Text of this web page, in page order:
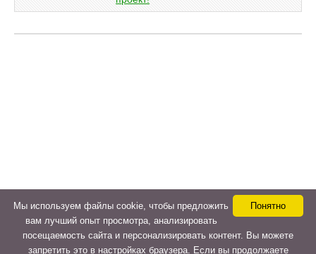
Понятно
Мы используем файлы cookie, чтобы предложить
вам лучший опыт просмотра, анализировать
посещаемость сайта и персонализировать контент. Вы можете
запретить это в настройках браузера. Если вы продолжаете